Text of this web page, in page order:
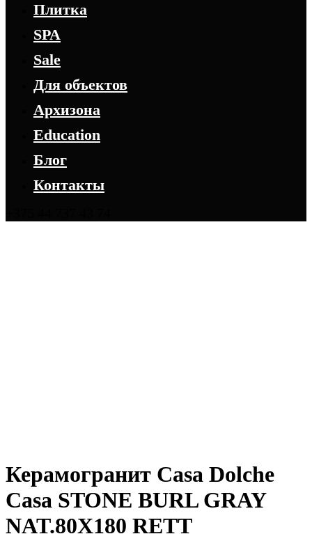
Плитка
SPA
Sale
Для объектов
Архизона
Education
Блог
Контакты
Керамогранит Casa Dolche
Casa STONE BURL GRAY
NAT.80X180 RETT